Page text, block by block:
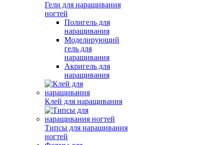
Гели для наращивания
ногтей
Полигель для
наращивания
Моделирующий
гель для
наращивания
Акригель для
наращивания
Клей для наращивания
Типсы для наращивания
ногтей